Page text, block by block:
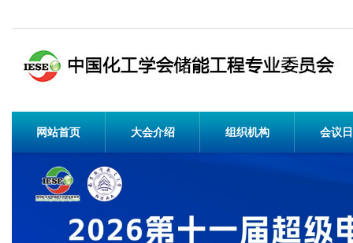
网站首页 大会介绍 组织机构 会议